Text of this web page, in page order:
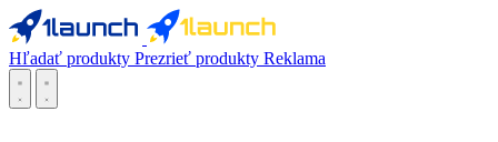
Hľadať produkty Prezrieť produkty Reklama